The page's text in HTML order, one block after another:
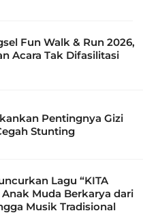
Fun Walk & Run 2026,
Acara Tak Difasilitasi
Pentingnya Gizi
Stunting
Lagu “KITA
Anak Muda Berkarya dari
Musik Tradisional